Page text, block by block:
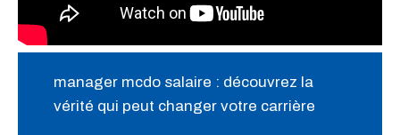
manager mcdo salaire : découvrez la
vérité qui peut changer votre carrière